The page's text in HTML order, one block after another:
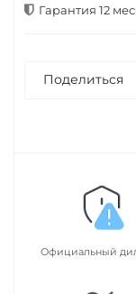
Гарантия 12
Поделиться
Официальный